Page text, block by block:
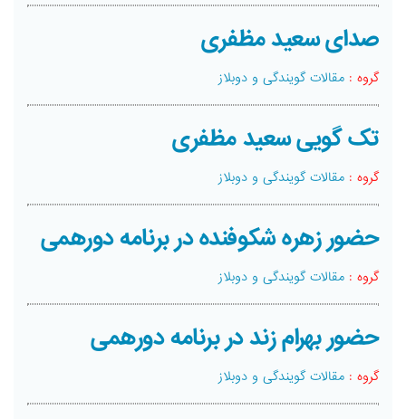
صدای سعید مظفری
گروه : مقالات گویندگی و دوبلاز
تک گویی سعید مظفری
گروه : مقالات گویندگی و دوبلاز
حضور زهره شکوفنده در برنامه دورهمی
گروه : مقالات گویندگی و دوبلاز
حضور بهرام زند در برنامه دورهمی
گروه : مقالات گویندگی و دوبلاز